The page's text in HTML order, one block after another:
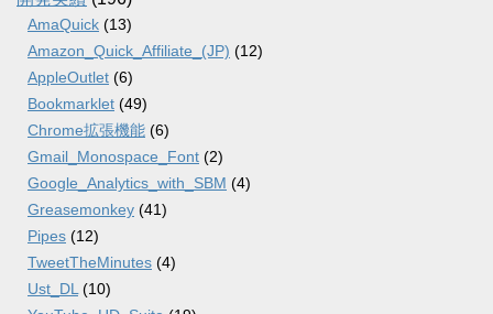
AmaQuick (13)
Amazon_Quick_Affiliate_(JP) (12)
AppleOutlet (6)
Bookmarklet (49)
Chrome拡張機能 (6)
Gmail_Monospace_Font (2)
Google_Analytics_with_SBM (4)
Greasemonkey (41)
Pipes (12)
TweetTheMinutes (4)
Ust_DL(10)